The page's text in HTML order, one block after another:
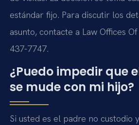
estándar fijo. Para discutir los
asunto, contacte a Law Offices Of
437-7747.
¿Puedo impedir que
se mude con mi hijo?
Si usted es el padre no custodio